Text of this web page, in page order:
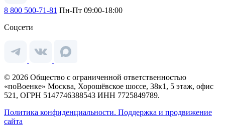
8 800 500-71-81 Пн-Пт 09:00-18:00
Соцсети
© 2026 Общество с ограниченной ответственностью
«поВоенке» Москва, Хорошёвское шоссе, 38к1, 5 этаж, офис
521, ОГРН 5147746388543 ИНН 7725849789.
Политика конфиденциальности. Поддержка и продвижение
сайта